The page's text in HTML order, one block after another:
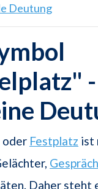
Deutung
oder Festplatz ist
Daher steht